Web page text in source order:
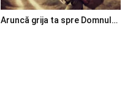
Aruncă grija ta spre Domnul…